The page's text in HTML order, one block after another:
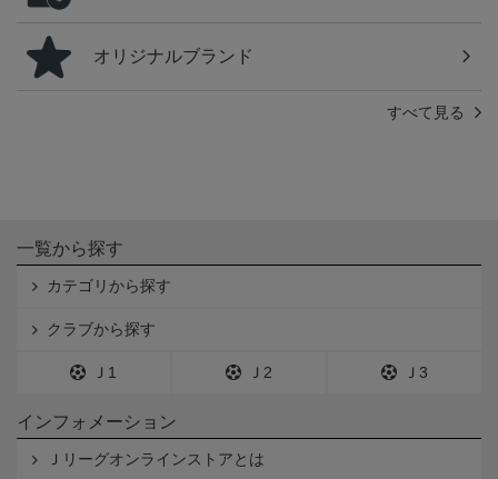
オリジナルブランド
すべて見る
一覧から探す
カテゴリから探す
クラブから探す
Ｊ1 Ｊ2 Ｊ3
インフォメーション
Ｊリーグオンラインストアとは